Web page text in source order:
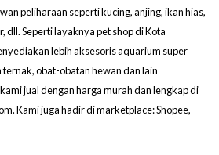
peliharaan seperti kucing, anjing, ikan hias,
dll. Seperti layaknya pet shop di Kota
lebih aksesoris aquarium super
obat-obatan hewan dan lain
jual dengan harga murah dan lengkap di
Kami juga hadir di marketplace: Shopee,